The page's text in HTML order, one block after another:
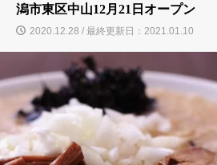
潟市東区中山12月21日オープン
2020.12.28 / 最終更新日：2021.01.10